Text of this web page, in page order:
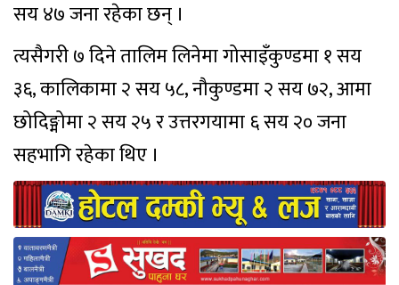
सय ४७ जना रहेका छन् ।
त्यसैगरी ७ दिने तालिम लिनेमा गोसाइँकुण्डमा १ सय
३६, कालिकामा २ सय ५८, नौकुण्डमा २ सय ७२, आमा
छोदिङ्मोमा २ सय २५ र उत्तरगयामा ६ सय २० जना
सहभागि रहेका थिए ।